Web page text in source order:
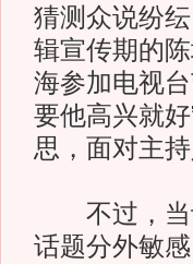
猜测众说纷
辑宣传期的
海参加电视
要他高兴就
思，面对主
不过，当
话题分外敏